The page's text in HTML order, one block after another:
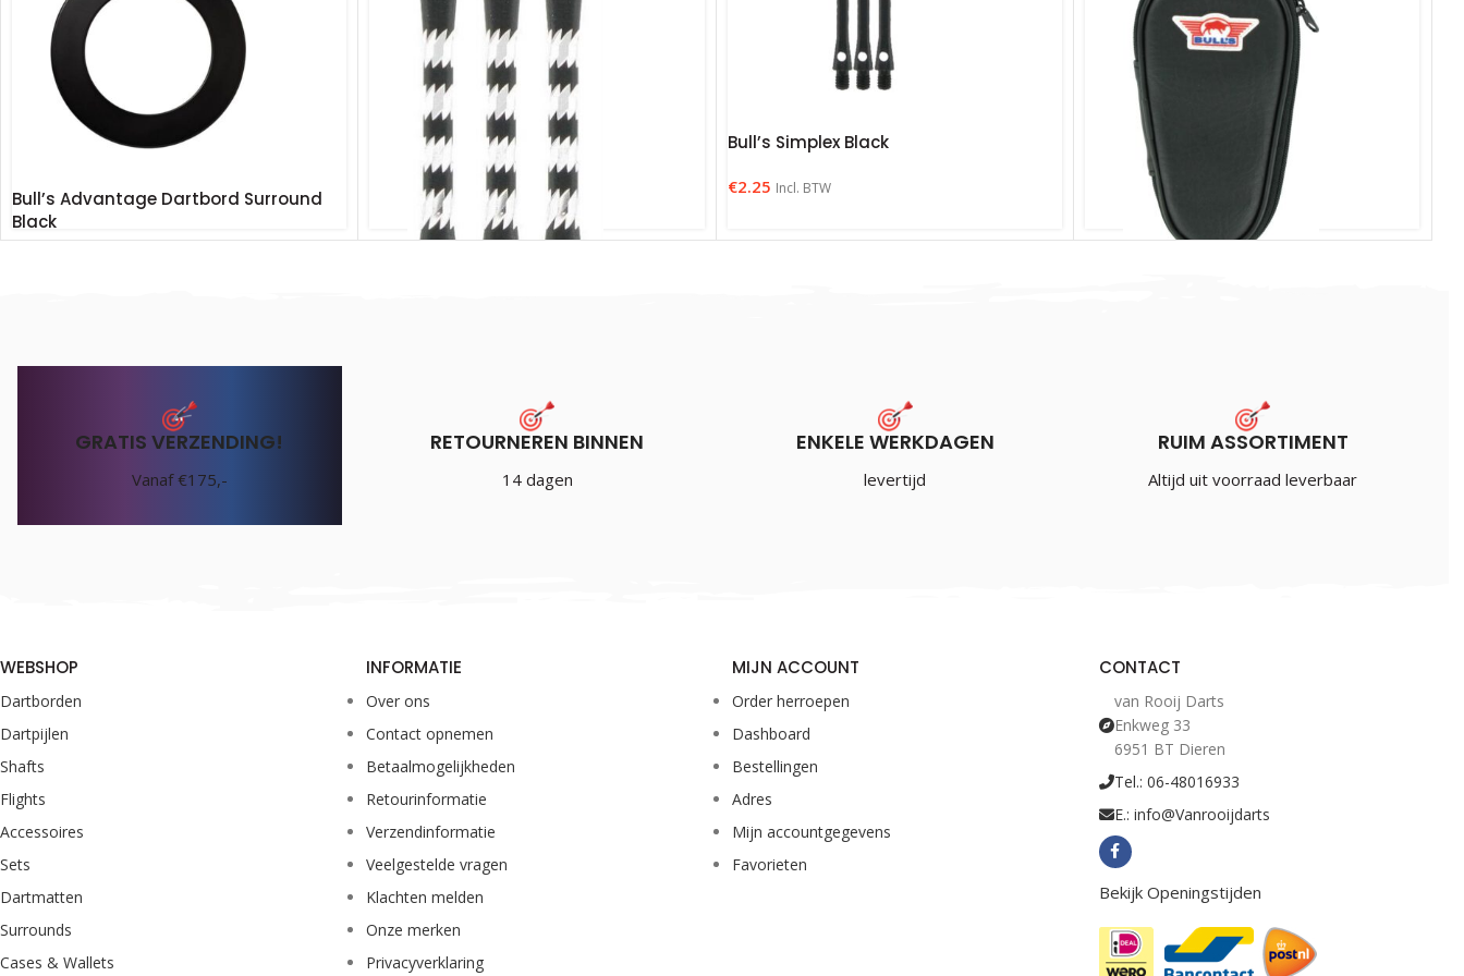
Bull’s Advantage Dartbord Surround
Black
Bull’s Minor Black Shaft
Bull’s Simplex Black
€2.25 Incl. BTW
GRATIS VERZENDING!
Vanaf €175,-
RETOURNEREN BINNEN
14 dagen
ENKELE WERKDAGEN
levertijd
RUIM ASSORTIMENT
Altijd uit voorraad leverbaar
WEBSHOP
Dartborden
Dartpijlen
Shafts
Flights
Accessoires
Sets
Dartmatten
Surrounds
Cases & Wallets
INFORMATIE
Over ons
Contact opnemen
Betaalmogelijkheden
Retourinformatie
Verzendinformatie
Veelgestelde vragen
Klachten melden
Onze merken
Privacyverklaring
MIJN ACCOUNT
Order herroepen
Dashboard
Bestellingen
Adres
Mijn accountgegevens
Favorieten
CONTACT
van Rooij Darts
Enkweg 33
6951 BT Dieren
Tel.: 06-48016933
E.: info@Vanrooijdarts
Bekijk Openingstijden